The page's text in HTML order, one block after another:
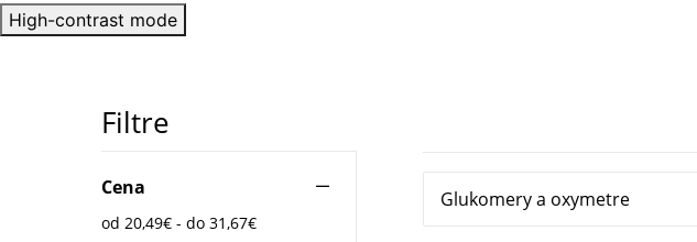
High-contrast mode
Filtre
Cena
od 20,49€ - do 31,67€
Glukomery a oxymetre